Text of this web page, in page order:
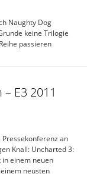
Naughty Dog
keine Trilogie
passieren
E3 2011
an
Knall: Uncharted 3:
einem neuen
neusten